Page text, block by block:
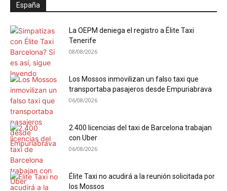
España
La OEPM deniega el registro a Élite Taxi
Tenerife
08/08/2026
Los Mossos inmovilizan un falso taxi que
transportaba pasajeros desde Empuriabrava
06/08/2026
2.400 licencias del taxi de Barcelona trabajan
con Uber
06/08/2026
Élite Taxi no acudirá a la reunión solicitada por
los Mossos